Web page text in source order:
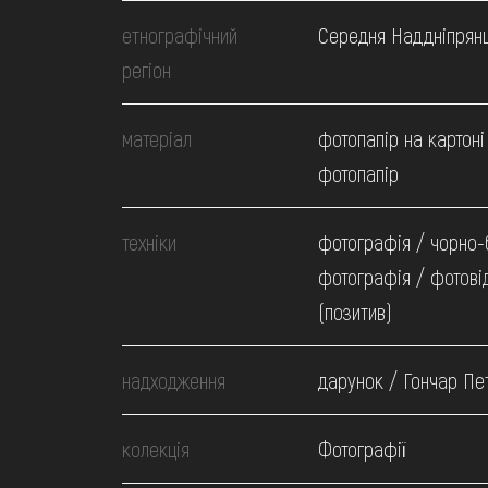
НАВЧИТИСЯ
ПОСЛУГИ
етнографічний
регіон
Середня
матеріал
фотопапір на
фотопапір
техніки
фотографія / чорно-
фотографія /
(позитив)
надходження дарунок / Гончар
колекція Фотографії